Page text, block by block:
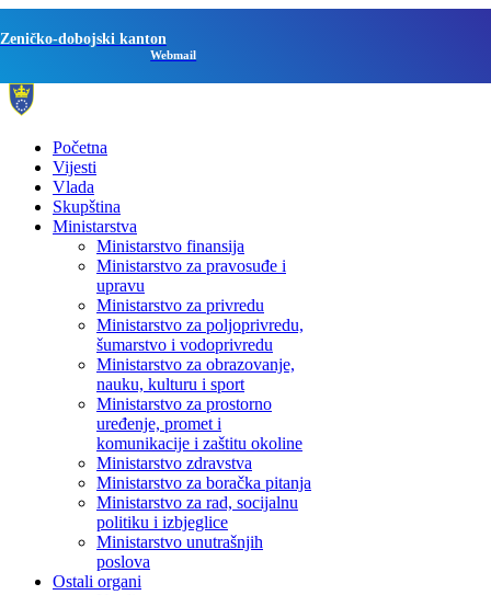
Zeničko-dobojski kanton
Webmail
Početna
Vijesti
Vlada
Skupština
Ministarstva
Ministarstvo finansija
Ministarstvo za pravosuđe i
upravu
Ministarstvo za privredu
Ministarstvo za poljoprivredu,
šumarstvo i vodoprivredu
Ministarstvo za obrazovanje,
nauku, kulturu i sport
Ministarstvo za prostorno
uređenje, promet i
komunikacije i zaštitu okoline
Ministarstvo zdravstva
Ministarstvo za boračka pitanja
Ministarstvo za rad, socijalnu
politiku i izbjeglice
Ministarstvo unutrašnjih
poslova
Ostali organi